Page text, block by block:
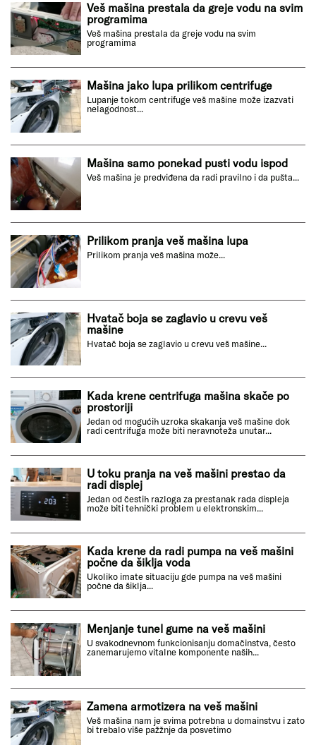
Veš mašina prestala da greje vodu na svim
programima
Veš mašina prestala da greje vodu na svim
programima
Mašina jako lupa prilikom centrifuge
Lupanje tokom centrifuge veš mašine može izazvati
nelagodnost...
Mašina samo ponekad pusti vodu ispod
Veš mašina je predviđena da radi pravilno i da pušta...
Prilikom pranja veš mašina lupa
Prilikom pranja veš mašina može...
Hvatač boja se zaglavio u crevu veš
mašine
Hvatač boja se zaglavio u crevu veš mašine...
Kada krene centrifuga mašina skače po
prostoriji
Jedan od mogućih uzroka skakanja veš mašine dok
radi centrifuga može biti neravnoteža unutar...
U toku pranja na veš mašini prestao da
radi displej
Jedan od čestih razloga za prestanak rada displeja
može biti tehnički problem u elektronskim...
Kada krene da radi pumpa na veš mašini
počne da šiklja voda
Ukoliko imate situaciju gde pumpa na veš mašini
počne da šiklja...
Menjanje tunel gume na veš mašini
U svakodnevnom funkcionisanju domačinstva, često
zanemarujemo vitalne komponente naših...
Zamena armotizera na veš mašini
Veš mašina nam je svima potrebna u domainstvu i zato
bi trebalo više pažžnje da posvetimo